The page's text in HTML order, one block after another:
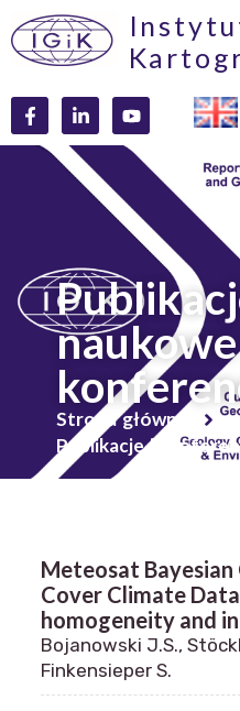
Strona główna
Publikacje i
Meteosat
Cover Climate
homogeneity and
Bojanowski J.S.,
Finkensieper S.